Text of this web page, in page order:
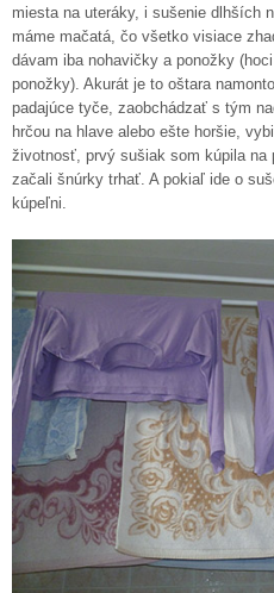
miesta na uteráky, i sušenie dlhších
máme mačatá, čo všetko visiace
dávam iba nohavičky a ponožky
ponožky). Akurát je to oštara
padajúce tyče, zaobchádzať s tým
hrčou na hlave alebo ešte horšie,
životnosť, prvý sušiak som kúpila na
začali šnúrky trhať. A pokiaľ ide o
kúpeľni.